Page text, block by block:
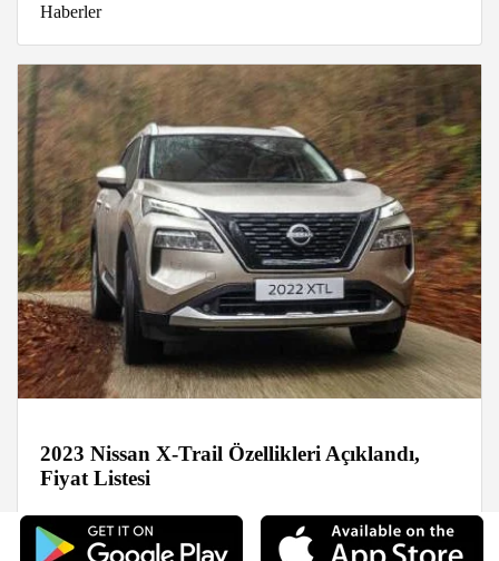
Haberler
2023 Nissan X-Trail Özellikleri Açıklandı,
Fiyat Listesi
Haberler